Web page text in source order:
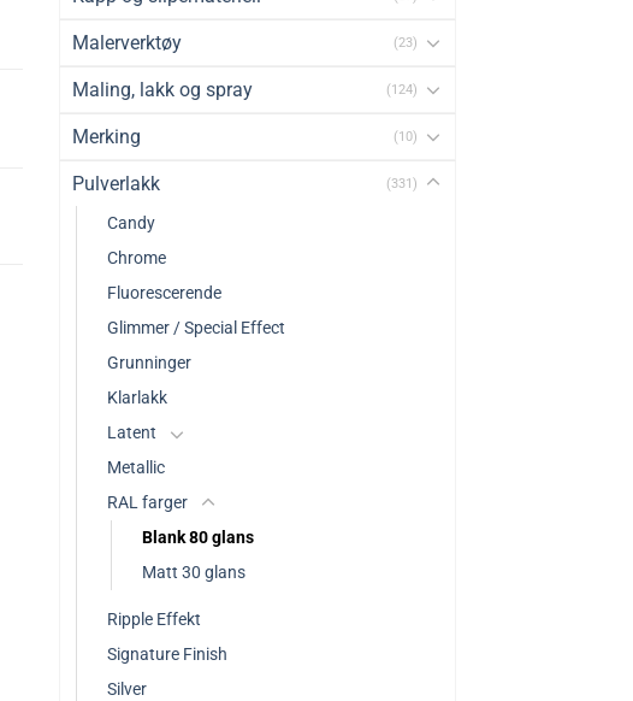
Malerverktøy (23)
Maling, lakk og spray (124)
Merking (10)
Pulverlakk (331)
Candy
Chrome
Fluorescerende
Glimmer / Special Effect
Grunninger
Klarlakk
Latent
Metallic
RAL farger
Blank 80 glans
Matt 30 glans
Ripple Effekt
Signature Finish
Silver